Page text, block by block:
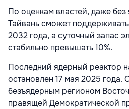
По оценкам властей, даже без
Тайвань сможет
2032 года, а суточный запас
стабильно превышать 10%.
Последний ядерный реактор
остановлен 17 мая 2025 года.
безъядерным регионом
правящей Демократической